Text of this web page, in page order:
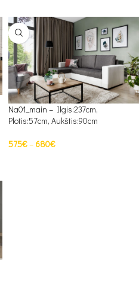
Na01_main – Ilgis:237cm,
Plotis:57cm, Aukštis:90cm
575€– 680€